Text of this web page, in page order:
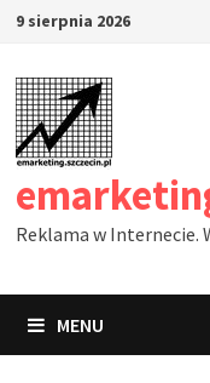
Skip
content
9 sierpnia 2026
Reklama w Internecie.
MENU